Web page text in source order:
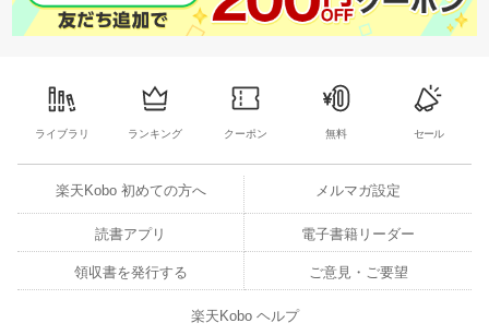
ライブラリ ランキング クーポン 無料 セール
楽天Kobo 初めての方へ メルマガ設定
読書アプリ 電子書籍リーダー
領収書を発行する ご意見・ご要望
楽天Kobo ヘルプ